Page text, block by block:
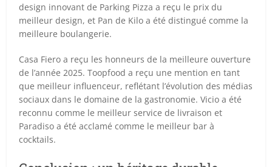
design innovant de Parking Pizza a reçu le prix du
meilleur design, et Pan de Kilo a été distingué comme la
meilleure boulangerie.
Casa Fiero a reçu les honneurs de la meilleure ouverture
de l’année 2025. Toopfood a reçu une mention en tant
que meilleur influenceur, reflétant l’évolution des médias
sociaux dans le domaine de la gastronomie. Vicio a été
reconnu comme le meilleur service de livraison et
Paradiso a été acclamé comme le meilleur bar à
cocktails.